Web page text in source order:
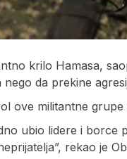
krilo Hamasa,
da prekine
ove militantne grupe
ubio lidere i borce
rekao je